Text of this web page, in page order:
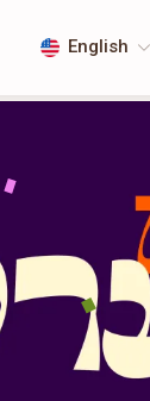
English